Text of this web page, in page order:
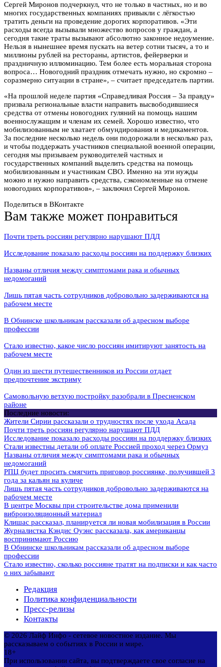
Сергей Миронов подчеркнул, что не только в частных, но и во
многих государственных компаниях привыкли с лёгкостью
тратить деньги на проведение дорогих корпоративов. «Эти
расходы всегда вызывали множество вопросов у граждан, а
сегодня такие траты вызывают абсолютно законное недоумение.
Нельзя в нынешнее время пускать на ветер сотни тысяч, а то и
миллионы рублей на рестораны, артистов, фейерверки и
праздничную иллюминацию. Тем более есть моральная сторона
вопроса… Новогодний праздник отмечать нужно, но скромно –
соразмерно ситуации в стране», – считает председатель партии.
«На прошлой неделе партия «Справедливая Россия – За правду»
призвала региональные власти направить высвободившиеся
средства от отмены новогодних гуляний на помощь нашим
военнослужащим и членам их семей. Хорошо известно, что
мобилизованным не хватает обмундирования и медикаментов.
За последние несколько недель они подорожали в несколько раз,
и чтобы поддержать участников специальной военной операции,
сегодня мы призываем руководителей частных и
государственных компаний выделить средства на помощь
мобилизованным и участникам СВО. Именно на эти нужды
можно и нужно направить средства, сэкономленные на отмене
новогодних корпоративов», – заключил Сергей Миронов.
Поделиться в ВКонтакте
Вам также может понравиться
Почти треть россиян регулярно нарушают ПДД
Исследование показало расходы россиян на поддержку близких
Названы отличия между симптомами рака и обычных
недомоганий
Лишь пятая часть сотрудников добровольно задерживаются на
рабочем месте
В Обнинске школьникам рассказали об адресном выборе
профессии
Стало известно, какое число россиян имитируют занятость на
рабочем месте
Один из шести путешественников из России отдает
предпочтение экстриму
Самовольную ветхую постройку разобрали в Пресненском
районе
Последние новости:
Жители Сирии рассказали о трудностях после ухода Асада
Почти треть россиян регулярно нарушают ПДД
Исследование показало расходы россиян на поддержку близких
Стали известны детали об оплате Россией проход через Ормуз
Названы отличия между симптомами рака и обычных
недомоганий
РПЦ будет просить смягчить приговор россиянке, получившей 3
года за кальян на куличе
Лишь пятая часть сотрудников добровольно задерживаются на
рабочем месте
В центре Москвы при строительстве дома применили
виброизоляционный материал
Клишас рассказал, планируется ли новая мобилизация в России
Журналистка Кэндис Оуэнс рассказала, как американцы
воспринимают Россию
В Обнинске школьникам рассказали об адресном выборе
профессии
Стало известно, сколько россияне тратят на подписки и как часто
о них забывают
Редакция
Политика конфиденциальности
Пресс-релизы
Контакты
© 2026 Лайф Инфо - сетевое новостное издание. Мы
рассказываем о событиях в России и мире.
18+
При использовании сайта, вы подтверждаете свое согласие на